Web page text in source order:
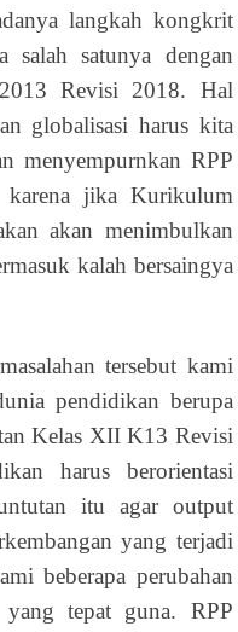
langkah kongkrit
salah satunya dengan
Revisi 2018. Hal
globalisasi harus kita
menyempurnkan RPP
jika Kurikulum
akan menimbulkan
kalah bersaingya
tersebut kami
pendidikan berupa
Kelas XII K13 Revisi
harus berorientasi
itu agar output
yang terjadi
beberapa perubahan
tepat guna. RPP